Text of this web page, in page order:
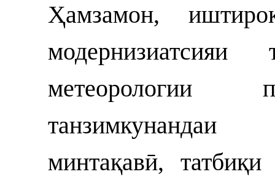
Ҳамзамон,
модернизиатсияи
метеорологии
танзимкунандаи
минтақавӣ,